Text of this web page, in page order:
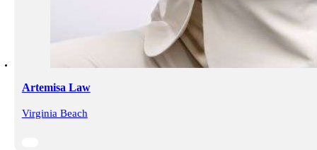
Artemisa Law
Virginia Beach